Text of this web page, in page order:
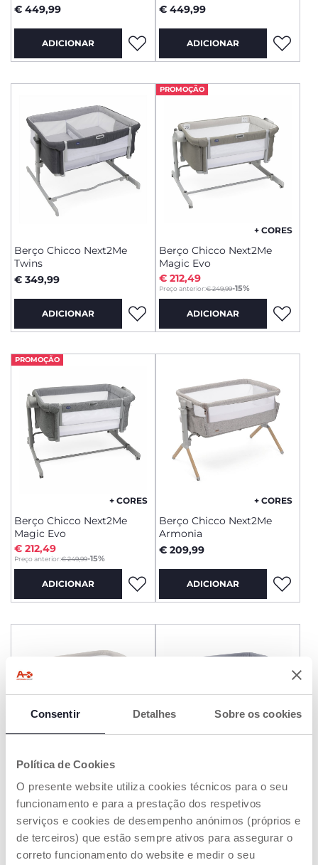
Consentir Detalhes Sobre os cookies
Política de Cookies
O presente website utiliza cookies técnicos para o seu
funcionamento e para a prestação dos respetivos
serviços e cookies de desempenho anónimos (próprios e
de terceiros) que estão sempre ativos para assegurar o
correto funcionamento do website e medir o seu
€ 449,99
ADICIONAR
€ 449,99
ADICIONAR
Berço Chicco Next2Me
Twins
€ 349,99
ADICIONAR
PROMOÇÃO
+ CORES
Berço Chicco Next2Me
Magic Evo
Preço anterior:€ 249,99-15%
to
€ 212,49
ADICIONAR
PROMOÇÃO
+ CORES
Berço Chicco Next2Me
Magic Evo
Preço anterior:€ 249,99-15%
to
€ 212,49
ADICIONAR
+ CORES
Berço Chicco Next2Me
Armonia
€ 209,99
ADICIONAR
+ CORES
Berço Chicco Next2Me
Armonia
€ 209,99
ADICIONAR
Berço Chicco Next2me
Essential
€ 159,99
ADICIONAR